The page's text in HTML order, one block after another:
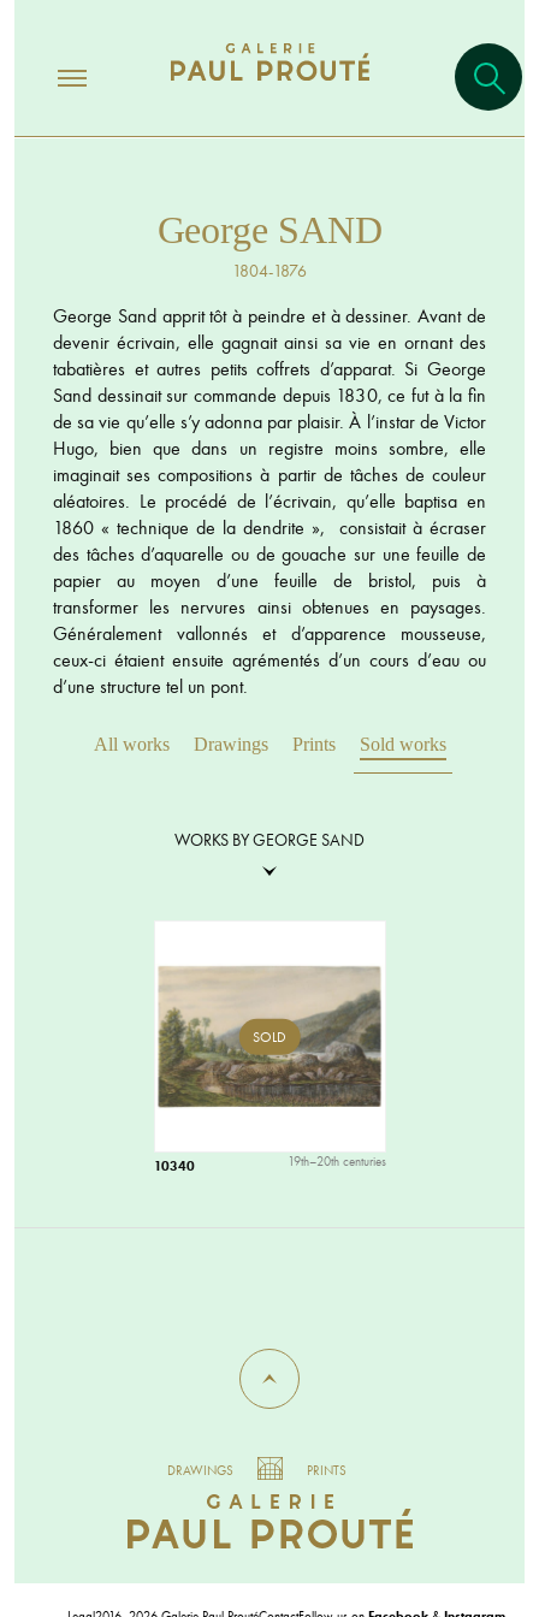
George SAND
1804-1876
George Sand apprit tôt à peindre et à dessiner. Avant de
devenir écrivain, elle gagnait ainsi sa vie en ornant des
tabatières et autres petits coffrets d’apparat. Si George
Sand dessinait sur commande depuis 1830, ce fut à la fin
de sa vie qu’elle s’y adonna par plaisir. À l’instar de Victor
Hugo, bien que dans un registre moins sombre, elle
imaginait ses compositions à partir de tâches de couleur
aléatoires. Le procédé de l’écrivain, qu’elle baptisa en
1860 « technique de la dendrite », consistait à écraser
des tâches d’aquarelle ou de gouache sur une feuille de
papier au moyen d’une feuille de bristol, puis à
transformer les nervures ainsi obtenues en paysages.
Généralement vallonnés et d’apparence mousseuse,
ceux-ci étaient ensuite agrémentés d’un cours d’eau ou
d’une structure tel un pont.
All works Drawings Prints Sold works
WORKS BY GEORGE SAND
SOLD
10340 19th–20th centuries
DRAWINGS PRINTS